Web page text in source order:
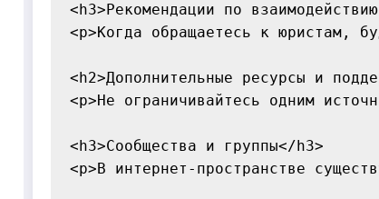
<h3>Рекомендации по
<p>Когда обращаетесь к юристам,
<h2>Дополнительные ресурсы и
<p>Не ограничивайтесь одним
<h3>Сообщества и группы</h3>
<p>В интернет-пространстве